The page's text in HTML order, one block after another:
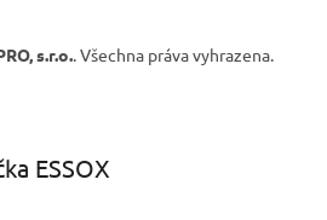
s.r.o.. Všechna práva vyhrazena.
ESSOX